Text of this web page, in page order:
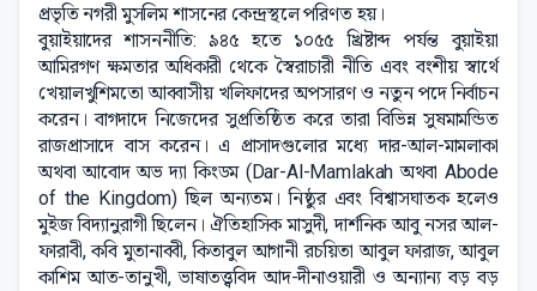
প্রভৃতি নগরী মুসলিম শাসনের কেন্দ্রস্থলে পরিণত হয়।
বুয়াইয়াদের শাসননীতি: ৯৪৫ হতে ১০৫৫ খ্রিষ্টাব্দ পর্যন্ত বুয়াইয়া
আমিরগণ ক্ষমতার অধিকারী থেকে স্বৈরাচারী নীতি এবং বংশীয় স্বার্থে
খেয়ালখুশিমতো আব্বাসীয় খলিফাদের অপসারণ ও নতুন পদে নির্বাচন
করেন। বাগদাদে নিজেদের সুপ্রতিষ্ঠিত করে তারা বিভিন্ন সুষমামন্ডিত
রাজপ্রাসাদে বাস করেন। এ প্রাসাদগুলোর মধ্যে দার-আল-মামলাকা
অথবা আবোদ অভ দ্যা কিংডম (Dar-Al-Mamlakah অথবা Abode
of the Kingdom) ছিল অন্যতম। নিষ্ঠুর এবং বিশ্বাসঘাতক হলেও
মুইজ বিদ্যানুরাগী ছিলেন। ঐতিহাসিক মাসুদী, দার্শনিক আবু নসর আল-
ফারাবী, কবি মুতানাব্বী, কিতাবুল আগানী রচয়িতা আবুল ফারাজ, আবুল
কাশিম আত-তানুখী, ভাষাতত্ত্ববিদ আদ-দীনাওয়ারী ও অন্যান্য বড় বড়